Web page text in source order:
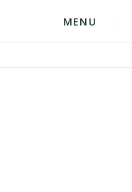
MENU